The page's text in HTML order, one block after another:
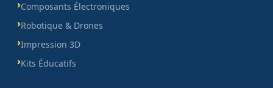
Composants Électroniques
Robotique & Drones
Impression 3D
Kits Éducatifs